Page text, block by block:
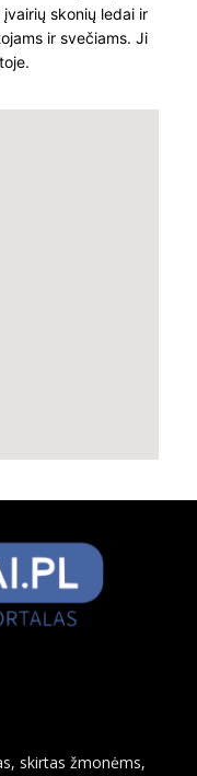
skonių ledai ir
ir svečiams. Ji
skirtas žmonėms,